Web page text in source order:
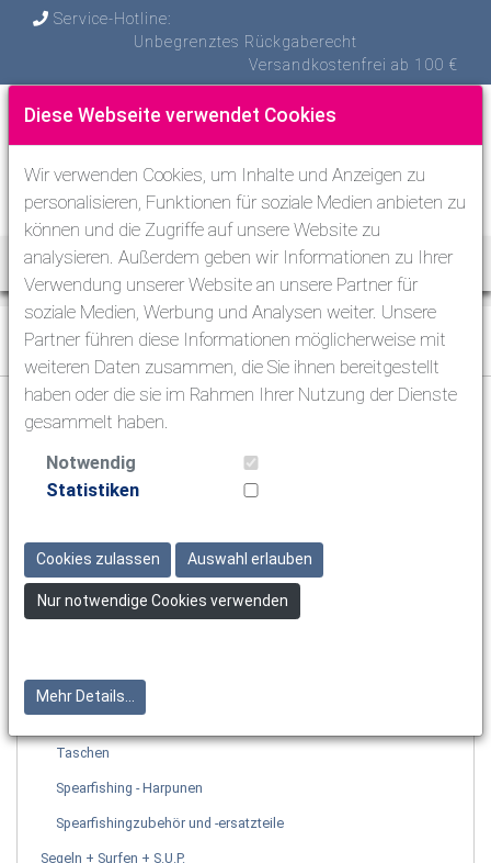
Service-Hotline:
Unbegrenztes Rückgaberecht
Versandkostenfrei ab 100 €
Toggle
Andere Sportarten> Apnoe-Tauchen
Apnoe-Bleigurte und Gewichte
Tauchen
Schnorcheln
Schwimmen & Triathlon
Apnoe-Tauchen
Masken + Schnorchel + Flossen
Apnoe Zubehör
Apnoe-Bleigurte und Gewichte
Taschen
Spearfishing - Harpunen
Spearfishingzubehör und -ersatzteile
Segeln + Surfen + S.U.P.
Diese Webseite verwendet Cookies
Wir verwenden Cookies, um Inhalte und Anzeigen zu
personalisieren, Funktionen für soziale Medien anbieten zu
können und die Zugriffe auf unsere Website zu
analysieren. Außerdem geben wir Informationen zu Ihrer
Verwendung unserer Website an unsere Partner für
soziale Medien, Werbung und Analysen weiter. Unsere
Partner führen diese Informationen möglicherweise mit
weiteren Daten zusammen, die Sie ihnen bereitgestellt
haben oder die sie im Rahmen Ihrer Nutzung der Dienste
gesammelt haben.
Notwendig
Statistiken
Cookies zulassen Auswahl erlauben
Nur notwendige Cookies verwenden
Mehr Details...